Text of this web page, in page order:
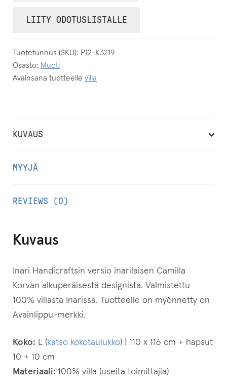
s
ä
p
t
o
o
i
t
e
e
s
LIITY ODOTUSLISTALLE
Tuotetunnus (SKU): P12-K3219
Osasto: Muoti
Avainsana tuotteellevilla
KUVAUS
MYYJÄ
REVIEWS (0)
Kuvaus
Inari Handicraftsin versio inarilaisen Camilla
Korvan alkuperäisestä designista. Valmistettu
100% villasta Inarissa. Tuotteelle on myönnetty on
Avainlippu-merkki.
Koko: L (katso kokotaulukko) | 110 x 116 cm + hapsut
10 + 10 cm
Materiaali: 100% villa (useita toimittajia)